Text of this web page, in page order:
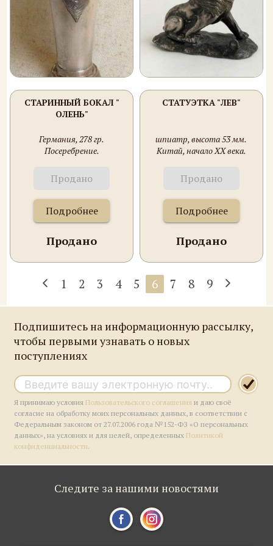
СТАРИННЫЙ БОКАЛ "
ОЛЕНЬ"
Германия, 278 гр.
Посеребрение.
Продано
Подробнее
Продано
СТАТУЭТКА "ЛЕВ"
шпиатр, высота 53 мм.
Китай, начало XX века.
Продано
Подробнее
Продано
1 2 3 4 5 6 7 8 9
Подпишитесь на информационную рассылку,
чтобы первыми узнавать о новых
поступлениях
Я принимаю условияПользовательского соглашения и даю своё
согласие на обработку моих персональных данных, в соответствии с
Федеральным законом от 27.07.2006 года №152-ФЗ «О персональных
данных», на условиях и для целей, определенныхПолитикой
конфиденциальности.
Следите за нашими новостями